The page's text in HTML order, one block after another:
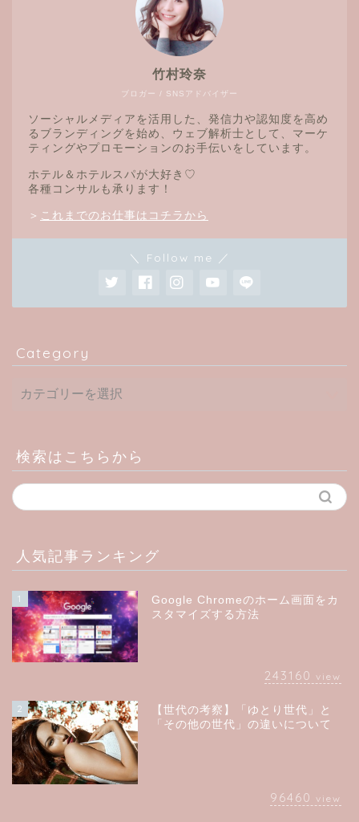
ブロガー / SNSアドバイザー
竹村玲奈
ソーシャルメディアを活用した、発信力や認知度を高め
るブランディングを始め、ウェブ解析士として、マーケ
ティングやプロモーションのお手伝いをしています。
ホテル＆ホテルスパが大好き♡
各種コンサルも承ります！
＞ これまでのお仕事はコチラから
＼ Follow me ／
Category
検索はこちらから
人気記事ランキング
1
Google Chromeのホーム画面をカ
スタマイズする方法
243160 view
2
【世代の考察】「ゆとり世代」と
「その他の世代」の違いについて
96460 view